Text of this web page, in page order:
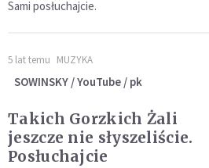
Sami posłuchajcie.
5 lat temu MUZYKA
SOWINSKY / YouTube / pk
Takich Gorzkich Żali
jeszcze nie słyszeliście.
Posłuchajcie